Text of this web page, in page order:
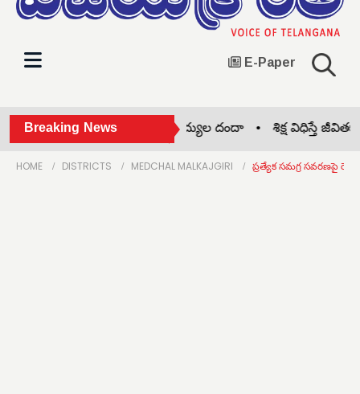
E-Paper
Breaking News
బీజేపీ గెలుపే లక్ష్యం • నకిలీ వైద్యుల దందా • శిక్ష విధిస్తే
HOME DISTRICTS MEDCHAL MALKAJGIRI ప్రత్యేక సమగ్ర సవరణపై